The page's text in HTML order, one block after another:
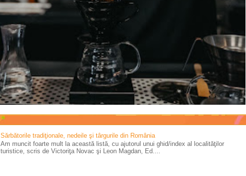
Sărbătorile tradiţionale, nedeile şi târgurile din România
Am muncit foarte mult la această listă, cu ajutorul unui ghid/index al localităţilor
turistice, scris de Victoriţa Novac şi Leon Magdan, Ed....